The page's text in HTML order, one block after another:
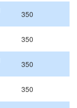
350
350
350
350